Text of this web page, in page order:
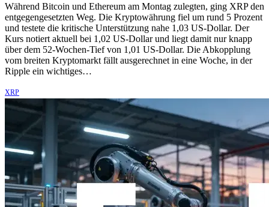
Während Bitcoin und Ethereum am Montag zulegten, ging XRP den
entgegengesetzten Weg. Die Kryptowährung fiel um rund 5 Prozent
und testete die kritische Unterstützung nahe 1,03 US-Dollar. Der
Kurs notiert aktuell bei 1,02 US-Dollar und liegt damit nur knapp
über dem 52-Wochen-Tief von 1,01 US-Dollar. Die Abkopplung
vom breiten Kryptomarkt fällt ausgerechnet in eine Woche, in der
Ripple ein wichtiges…
XRP